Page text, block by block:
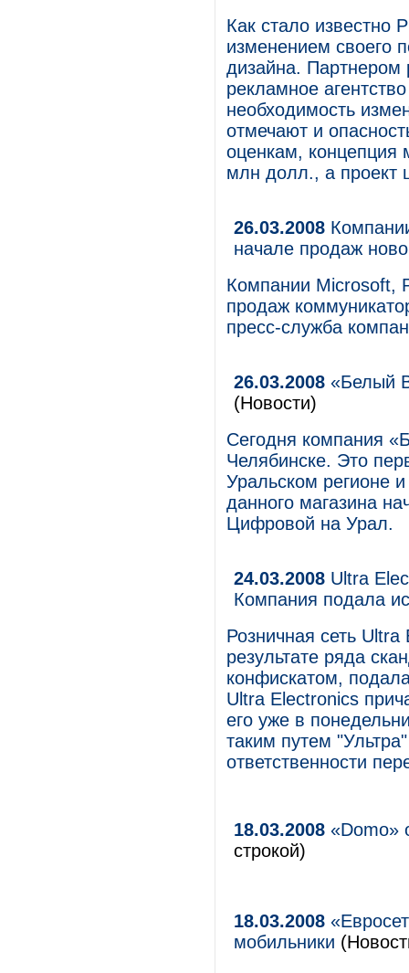
Как стало известно
изменением своего
дизайна. Партнером
рекламное
необходимость
отмечают и
оценкам, концепция
млн долл., а
26.03.2008
начале продаж
Компании Microsoft,
продаж
пресс-служба
26.03.2008 «Белый
(Новости)
Сегодня компания
Челябинске. Это
Уральском регионе
данного магазина
Цифровой на Урал.
24.03.2008 Ultra
Компания подала
Розничная сеть
результате ряда
конфискатом,
Ultra Electronics
его уже в
таким путем
ответственности
18.03.2008 «Domo»
строкой)
18.03.2008
мобильники